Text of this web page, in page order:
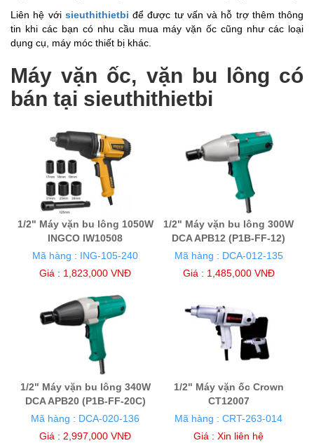
Liên hệ với sieuthithietbi để được tư vấn và hỗ trợ thêm thông
tin khi các bạn có nhu cầu mua máy vặn ốc cũng như các loại
dụng cụ, máy móc thiết bị khác.
Máy vặn ốc, vặn bu lông có
bán tại sieuthithietbi
1/2" Máy vặn bu lông 1050W
INGCO IW10508
Mã hàng : ING-105-240
Giá : 1,823,000 VNĐ
1/2" Máy vặn bu lông 300W
DCA APB12 (P1B-FF-12)
Mã hàng : DCA-012-135
Giá : 1,485,000 VNĐ
1/2" Máy vặn bu lông 340W
DCA APB20 (P1B-FF-20C)
Mã hàng : DCA-020-136
Giá : 2,997,000 VNĐ
1/2" Máy vặn ốc Crown
CT12007
Mã hàng : CRT-263-014
Giá :Xin liên hệ